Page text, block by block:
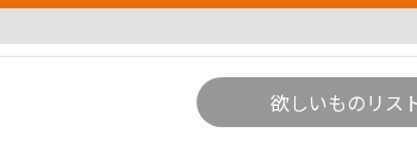
欲しいものリス